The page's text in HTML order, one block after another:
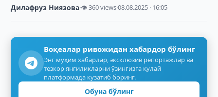
Дилафруз Ниязова·👁 360 views·08.08.2025 · 16:05
Воқеалар ривожидан хабардор бўлинг
Энг муҳим хабарлар, эксклюзив репортажлар ва
тезкор янгиликларни ўзингизга қулай
платформада кузатиб боринг.
Обуна бўлинг